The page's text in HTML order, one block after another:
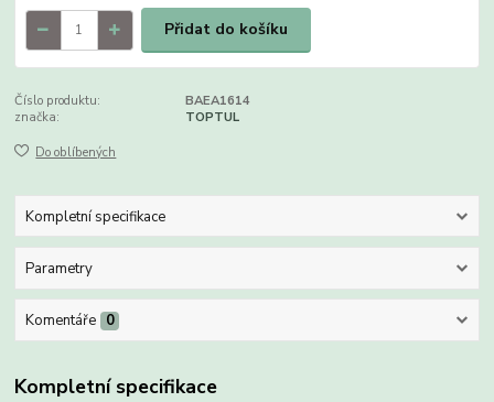
Přidat do košíku
Číslo produktu:
BAEA1614
značka:
TOPTUL
Do oblíbených
Kompletní specifikace
Parametry
Komentáře 0
Kompletní specifikace